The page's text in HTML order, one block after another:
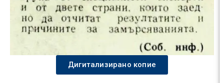
Дигитализирано копие